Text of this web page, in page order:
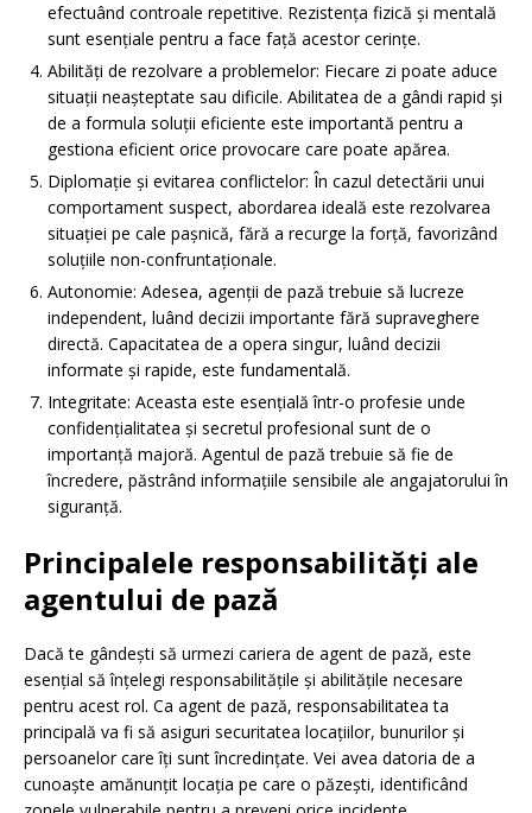
efectuând controale repetitive. Rezistența fizică și mentală
sunt esențiale pentru a face față acestor cerințe.
Abilități de rezolvare a problemelor: Fiecare zi poate aduce
situații neașteptate sau dificile. Abilitatea de a gândi rapid și
de a formula soluții eficiente este importantă pentru a
gestiona eficient orice provocare care poate apărea.
Diplomație și evitarea conflictelor: În cazul detectării unui
comportament suspect, abordarea ideală este rezolvarea
situației pe cale pașnică, fără a recurge la forță, favorizând
soluțiile non-confruntaționale.
Autonomie: Adesea, agenții de pază trebuie să lucreze
independent, luând decizii importante fără supraveghere
directă. Capacitatea de a opera singur, luând decizii
informate și rapide, este fundamentală.
Integritate: Aceasta este esențială într-o profesie unde
confidențialitatea și secretul profesional sunt de o
importanță majoră. Agentul de pază trebuie să fie de
încredere, păstrând informațiile sensibile ale angajatorului în
siguranță.
Principalele responsabilități ale
agentului de pază
Dacă te gândești să urmezi cariera de agent de pază, este
esențial să înțelegi responsabilitățile și abilitățile necesare
pentru acest rol. Ca agent de pază, responsabilitatea ta
principală va fi să asiguri securitatea locațiilor, bunurilor și
persoanelor care îți sunt încredințate. Vei avea datoria de a
cunoaște amănunțit locația pe care o păzești, identificând